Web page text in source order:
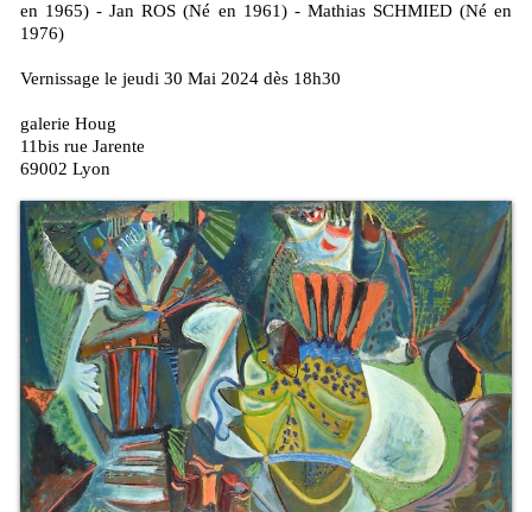
en 1965) - Jan ROS (Né en 1961) - Mathias SCHMIED (Né en
1976)
Vernissage le jeudi 30 Mai 2024 dès 18h30
galerie Houg
11bis rue Jarente
69002 Lyon